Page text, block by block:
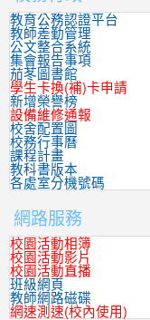
教育公務認證平台
教師差勤管理
公文整合系統
集會報告事項
茄苳圖書館
學生卡換(補)卡申請
新增榮譽榜
設備維修通報
校舍配置圖
校務行事曆
課程計畫
教科書版本
各處室分機號碼
網路服務
校園活動相簿
校園活動影片
校園活動直播
班級網頁
教師網路磁碟
網速測速(校內使用)